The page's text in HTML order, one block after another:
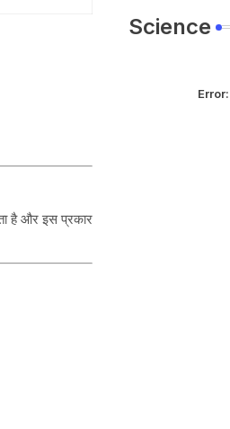
है और इस प्रकार
Science
Error: